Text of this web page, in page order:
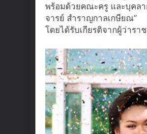
พร้อมด้วยคณะครู และบุคลา
จารย์ สำราญกาลเกษียณ”
โดยได้รับเกียรติจากผู้ว่ารา